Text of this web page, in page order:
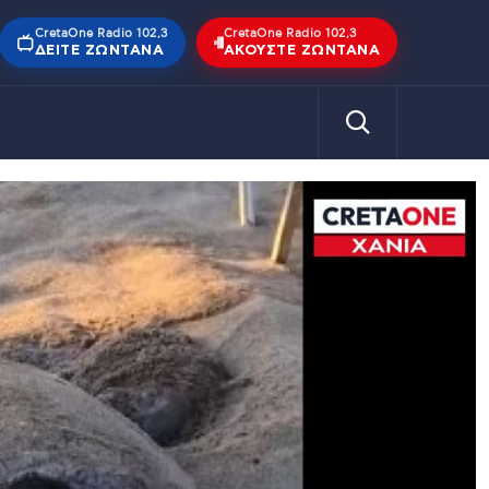
CretaOne Radio 102,3
ΔΕΊΤΕ ΖΩΝΤΑΝΆ
CretaOne Radio 102,3
ΑΚΟΎΣΤΕ ΖΩΝΤΑΝΆ